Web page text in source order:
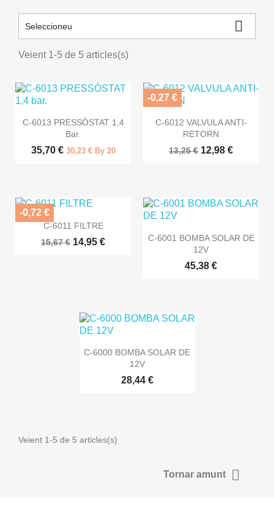
Seleccioneu 
Veient 1-5 de 5 articles(s)
 Vista ràpida
C-6013 PRESSÒSTAT 1,4
Bar.
35,70 € 30,23 € By 20
 Vista ràpida
C-6012 VALVULA ANTI-
RETORN
13,25 € 12,98 €
-0,27 €
 Vista ràpida
C-6011 FILTRE
15,67 € 14,95 €
-0,72 €
 Vista ràpida
C-6001 BOMBA SOLAR DE
12V
45,38 €
 Vista ràpida
C-6000 BOMBA SOLAR DE
12V
28,44 €
Veient 1-5 de 5 articles(s)
Tornar amunt 